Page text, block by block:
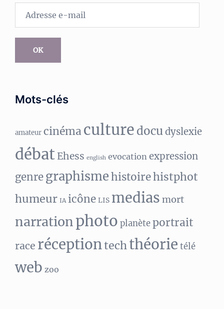
OK
Mots-clés
amateur cinémaculture docudyslexie
débat Ehess english evocation expression
genregraphismehistoirehistphot
humeur IA icône LIS medias mort
narrationphoto planèteportrait
race réceptiontechthéorie télé
web zoo